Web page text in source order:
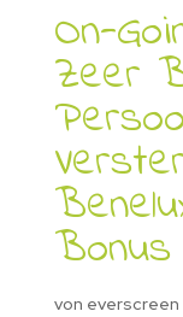
On-
Zeer
Bonus
von everscreen